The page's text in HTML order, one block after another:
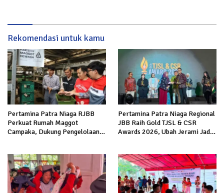
Rekomendasi untuk kamu
Pertamina Patra Niaga RJBB
Perkuat Rumah Maggot
Campaka, Dukung Pengelolaan
Pertamina Patra Niaga Regional
JBB Raih Gold TJSL & CSR
Awards 2026, Ubah Jerami Jadi